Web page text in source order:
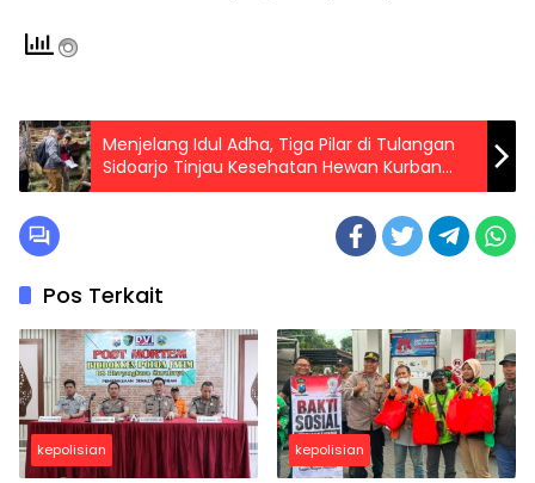
Menjelang Idul Adha, Tiga Pilar di Tulangan
Sidoarjo Tinjau Kesehatan Hewan Kurban
Perkuat Ketahanan Pangan
Pos Terkait
kepolisian kepolisian